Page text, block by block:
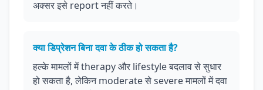
अक्सर इसे report नहीं करते।
क्या डिप्रेशन बिना दवा के ठीक हो सकता है?
हल्के मामलों में therapy और lifestyle बदलाव से सुधार
हो सकता है, लेकिन moderate से severe मामलों में दवा